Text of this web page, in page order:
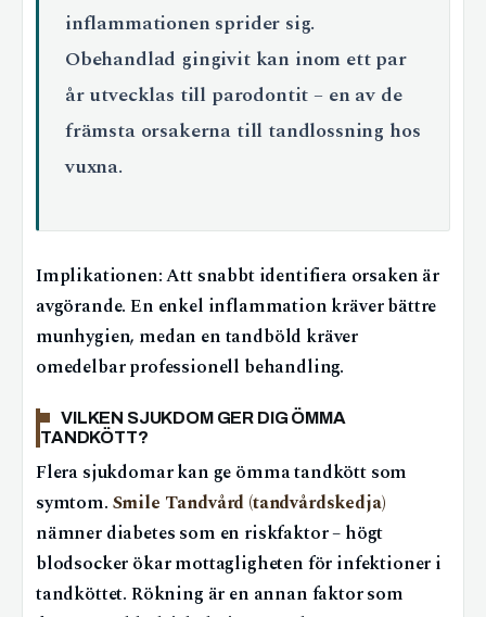
inflammationen sprider sig.
Obehandlad gingivit kan inom ett par
år utvecklas till parodontit – en av de
främsta orsakerna till tandlossning hos
vuxna.
Implikationen: Att snabbt identifiera orsaken är
avgörande. En enkel inflammation kräver bättre
munhygien, medan en tandböld kräver
omedelbar professionell behandling.
VILKEN SJUKDOM GER DIG ÖMMA
TANDKÖTT?
Flera sjukdomar kan ge ömma tandkött som
symtom. Smile Tandvård (tandvårdskedja)
nämner diabetes som en riskfaktor – högt
blodsocker ökar mottagligheten för infektioner i
tandköttet. Rökning är en annan faktor som